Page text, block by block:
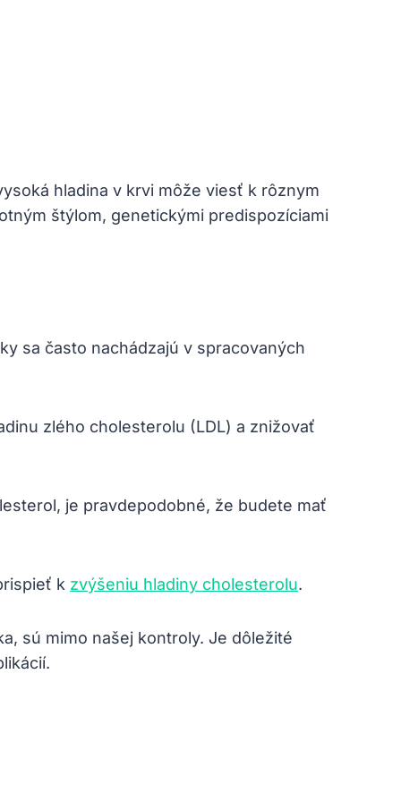
hladina v krvi môže viesť k rôznym
štýlom, genetickými predispozíciami
sa často nachádzajú v spracovaných
zlého cholesterolu (LDL) a znižovať
je pravdepodobné, že budete mať
k zvýšeniu hladiny cholesterolu.
sú mimo našej kontroly. Je dôležité